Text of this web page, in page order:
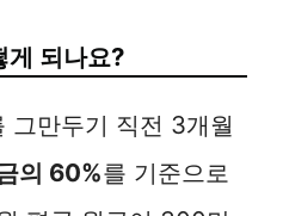
게 되나요?
그만두기 직전 3개월
의 60%를 기준으로